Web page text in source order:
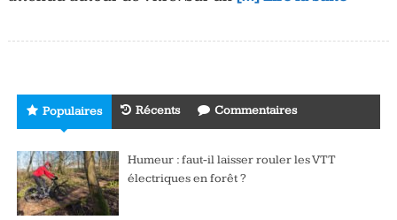
Populaires Récents Commentaires
Humeur : faut-il laisser rouler les VTT
électriques en forêt ?